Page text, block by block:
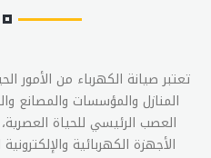
تعتبر صيانة الكهرباء من الأمور
المنازل والمؤسسات والمصانع
العصب الرئيسي للحياة
الأجهزة الكهربائية